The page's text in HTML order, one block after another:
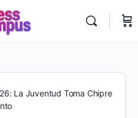
La Juventud Toma Chipre